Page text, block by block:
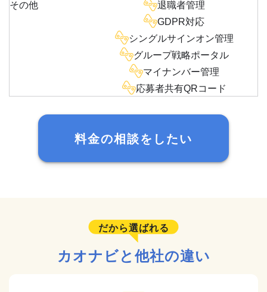
その他
退職者管理
GDPR対応
シングルサインオン管理
グループ戦略ポータル
マイナンバー管理
応募者共有QRコード
料金の相談をしたい
だから選ばれる
カオナビと他社の違い